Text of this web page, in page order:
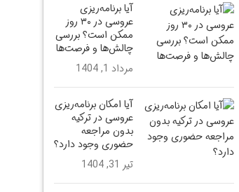
آیا برنامه‌ریزی
عروسی در ۳۰ روز
ممکن است؟ بررسی
چالش‌ها و فرصت‌ها
مرداد 1, 1404
آیا امکان برنامه‌ریزی
عروسی در ترکیه
بدون مراجعه
حضوری وجود دارد؟
تیر 31, 1404